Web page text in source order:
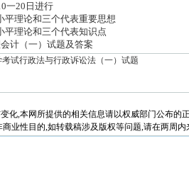
一20日进行
平理论和三个代表重要思想
平理论和三个代表知识点
计（一）试题及答案
考试行政法与行政诉讼法（一）试题
化,本网所提供的相关信息请以权威部门公布的
业性目的,如转载稿涉及版权等问题,请在两周内